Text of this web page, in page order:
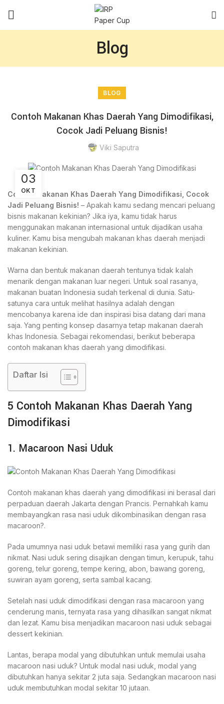
Blog
BLOG
Contoh Makanan Khas Daerah Yang Dimodifikasi,
Cocok Jadi Peluang Bisnis!
Viki Saputra
03
OKT
Contoh Makanan Khas Daerah Yang Dimodifikasi, Cocok
Jadi Peluang Bisnis! – Apakah kamu sedang mencari peluang
bisnis makanan kekinian? Jika iya, kamu tidak harus
menggunakan makanan internasional untuk dijadikan usaha
kuliner. Kamu bisa mengubah makanan khas daerah menjadi
makanan kekinian.
Warna dan bentuk makanan daerah tentunya tidak kalah
menarik dengan makanan luar negeri. Untuk soal rasanya,
makanan buatan Indonesia sudah terkenal di dunia. Satu-
satunya cara untuk melihat hasilnya adalah dengan
mencobanya karena ide dan inspirasi bisa datang dari mana
saja. Yang penting konsep dasarnya tetap makanan daerah
khas Indonesia. Sebagai rekomendasi, berikut beberapa
contoh makanan khas daerah yang dimodifikasi.
Daftar Isi
5 Contoh Makanan Khas Daerah Yang
Dimodifikasi
1. Macaroon Nasi Uduk
Contoh makanan khas daerah yang dimodifikasi ini berasal dari
perpaduan daerah Jakarta dengan Prancis. Pernahkah kamu
membayangkan rasa nasi uduk dikombinasikan dengan rasa
macaroon?.
Pada umumnya nasi uduk betawi memiliki rasa yang gurih dan
nikmat. Nasi uduk sering disajikan dengan timun, kerupuk, tahu
goreng, telur goreng, tempe kering, abon, bawang goreng,
suwiran ayam goreng, serta sambal kacang.
Setelah nasi uduk dimodifikasi dengan rasa macaroon yang
cenderung manis, ternyata rasa yang dihasilkan sangat nikmat
dan lezat. Kamu bisa menjadikan macaroon nasi uduk sebagai
dessert kekinian.
Lantas, berapa modal yang dibutuhkan untuk memulai usaha
macaroon nasi uduk? Untuk modal nasi uduk, modal yang
dibutuhkan hanya sekitar 2 juta saja. Sedangkan macaroon nasi
uduk membutuhkan modal sekitar 10 jutaan.